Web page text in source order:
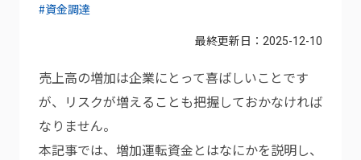
#資金調達
最終更新日： 2025-12-10
売上高の増加は企業にとって喜ばしいことです
が、リスクが増えることも把握しておかなければ
なりません。
本記事では、増加運転資金とはなにかを説明し、